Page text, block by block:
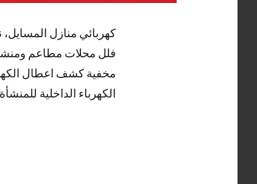
كهربائي منازل
فلل محلات مطاعم
مخفية كشف اعطال
الكهرباء الداخلية للمنشأة